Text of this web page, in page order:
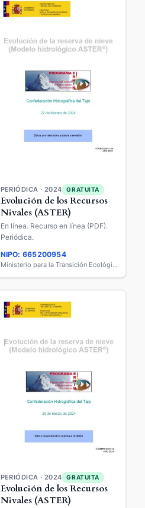
PERIÓDICA · 2024 GRATUITA
Evolución de los Recursos
Nivales (ASTER)
En línea. Recurso en línea (PDF).
Periódica.
NIPO: 665200954
Ministerio para la Transición Ecológica y el Reto Demográfico
PERIÓDICA · 2024 GRATUITA
Evolución de los Recursos
Nivales (ASTER)